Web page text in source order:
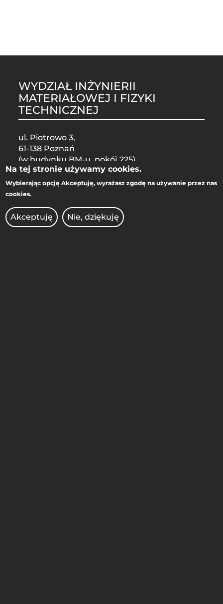
WYDZIAŁ INŻYNIERII
MATERIAŁOWEJ I FIZYKI
TECHNICZNEJ
ul. Piotrowo 3,
61-138 Poznań
(w budynku BM-u, pokój 225)
STOPKA
Na tej stronie używamy cookies.
Wybierając opcjęAkceptuję, wyrażasz zgodę na używanie przez nas
cookies.
Akceptuję Nie, dziękuję